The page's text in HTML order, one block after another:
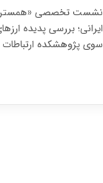
نشست تخصصی «همستر،
ایرانی؛ بررسی پدیده‌
سوی پژوهشکده ارتباطات